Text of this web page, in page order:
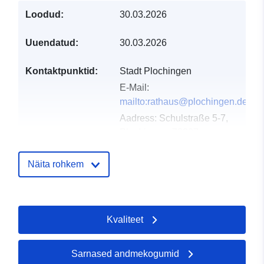
Loodud: 30.03.2026
Uuendatud: 30.03.2026
Kontaktpunktid:
Stadt Plochingen
E-Mail:
mailto:rathaus@plochingen.de
Aadress: Schulstraße 5-7,
Kataloogi kirje: Lisatud andmetele.europa.eu:
2026
Ajakohastatud veebisaidil
25 July 2026
Näita rohkem
Kvaliteet
Sarnased andmekogumid